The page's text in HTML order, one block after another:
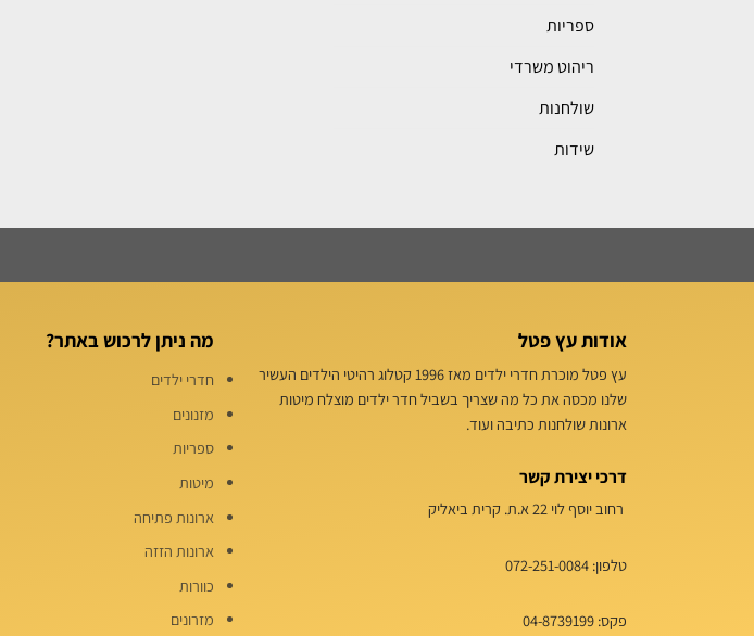
ספריות
ריהוט משרדי
שולחנות
שידות
אודות עץ פטל
עץ פטל מוכרת חדרי ילדים מאז 1996 קטלוג רהיטי הילדים העשיר
שלנו מכסה את כל מה שצריך בשביל חדר ילדים מוצלח מיטות
ארונות שולחנות כתיבה ועוד.
דרכי יצירת קשר
רחוב יוסף לוי 22 א.ת. קרית ביאליק
טלפון: 072-251-0084
פקס: 04-8739199
מה ניתן לרכוש באתר?
חדרי ילדים
מזנונים
ספריות
מיטות
ארונות פתיחה
ארונות הזזה
כוורות
מזרונים